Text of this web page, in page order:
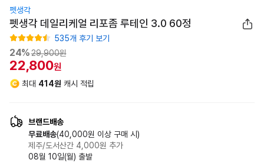
펫생각
펫생각 데일리케얼 리포좀 루테인 3.0 60정
535개 후기 보기
24%29,900원
22,800원
나의 할인가
최대 414원 캐시 적립
브랜드배송
무료배송(40,000원 이상 구매 시)
제주/도서산간 4,000원 추가
08월 10일(월) 출발